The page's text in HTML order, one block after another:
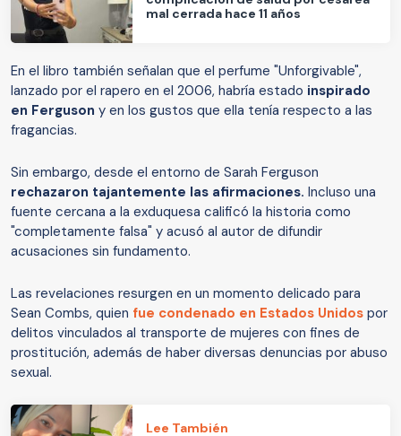
mal cerrada hace 11 años
En el libro también señalan que el perfume "Unforgivable",
lanzado por el rapero en el 2006, habría estado inspirado
en Ferguson y en los gustos que ella tenía respecto a las
fragancias.
Sin embargo, desde el entorno de Sarah Ferguson
rechazaron tajantemente las afirmaciones. Incluso una
fuente cercana a la exduquesa calificó la historia como
"completamente falsa" y acusó al autor de difundir
acusaciones sin fundamento.
Las revelaciones resurgen en un momento delicado para
Sean Combs, quien fue condenado en Estados Unidos por
delitos vinculados al transporte de mujeres con fines de
prostitución, además de haber diversas denuncias por abuso
sexual.
Lee También